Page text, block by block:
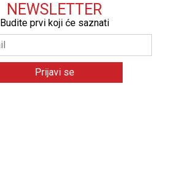
NEWSLETTER
Budite prvi koji će saznati